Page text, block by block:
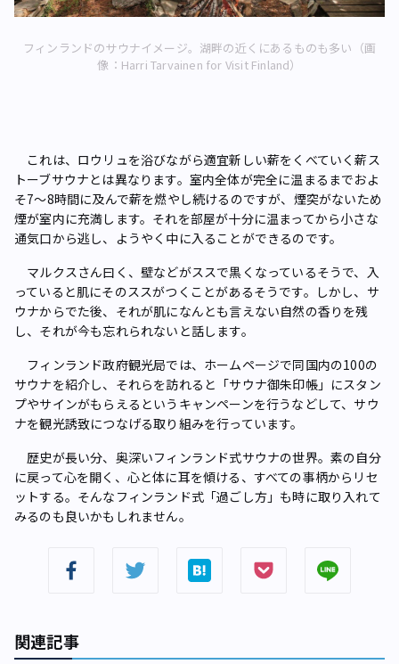
フィンランドのサウナイメージ。湖畔の近くにあるものも多い（画
像：Harri Tarvainen for Visit Finland）
これは、ロウリュを浴びながら適宜新しい薪をくべていく薪ス
トーブサウナとは異なります。室内全体が完全に温まるまでおよ
そ7〜8時間に及んで薪を燃やし続けるのですが、煙突がないため
煙が室内に充満します。それを部屋が十分に温まってから小さな
通気口から逃し、ようやく中に入ることができるのです。
マルクスさん曰く、壁などがススで黒くなっているそうで、入
っていると肌にそのススがつくことがあるそうです。しかし、サ
ウナからでた後、それが肌になんとも言えない自然の香りを残
し、それが今も忘れられないと話します。
フィンランド政府観光局では、ホームページで同国内の100の
サウナを紹介し、それらを訪れると「サウナ御朱印帳」にスタン
プやサインがもらえるというキャンペーンを行うなどして、サウ
ナを観光誘致につなげる取り組みを行っています。
歴史が長い分、奥深いフィンランド式サウナの世界。素の自分
に戻って心を開く、心と体に耳を傾ける、すべての事柄からリセ
ットする。そんなフィンランド式「過ごし方」も時に取り入れて
みるのも良いかもしれません。
関連記事